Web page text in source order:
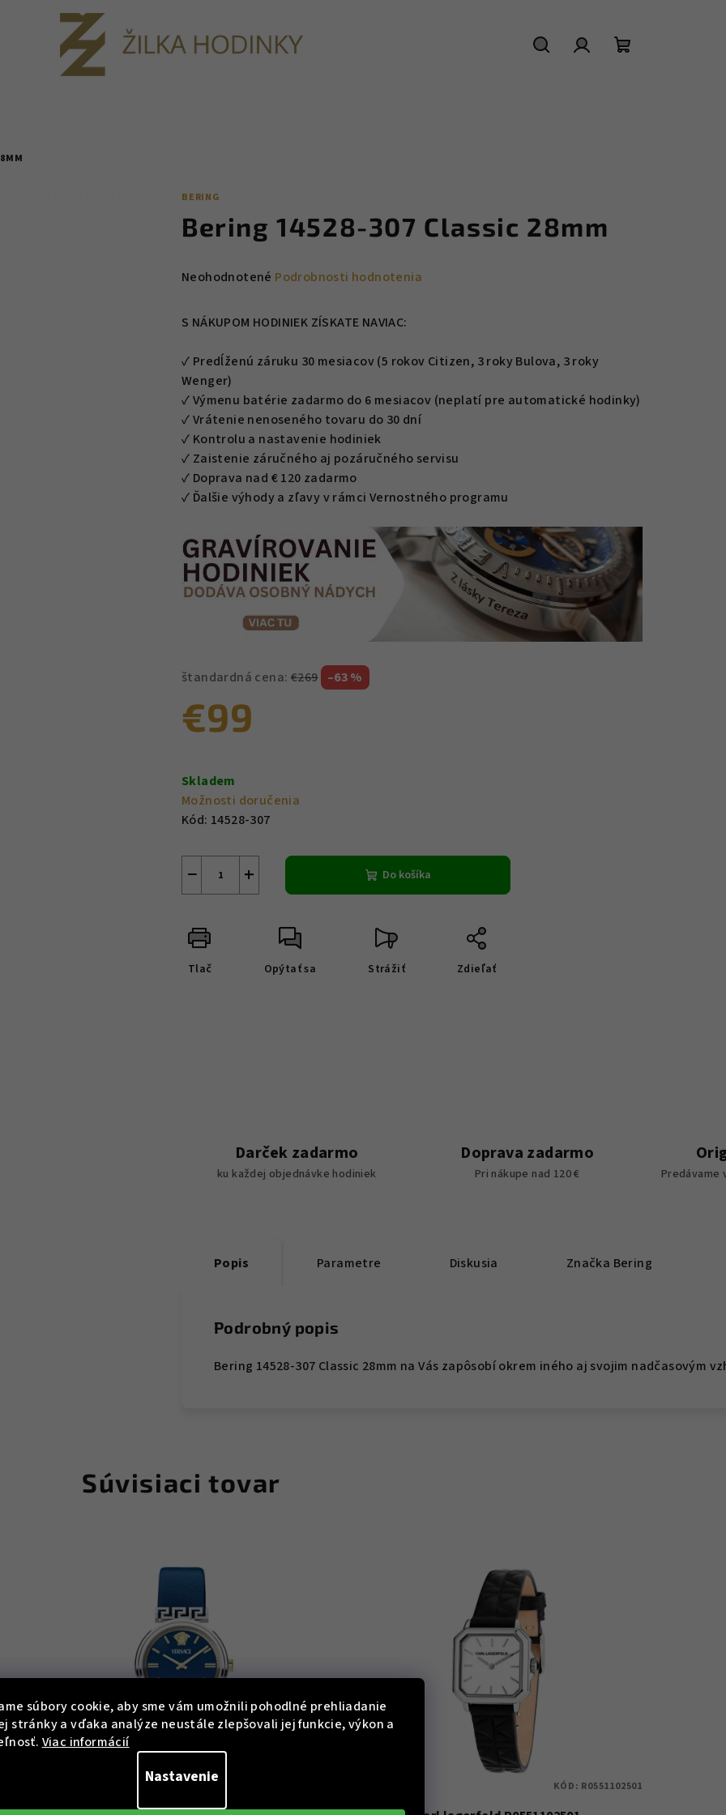
súbory cookie, aby sme vám umožnili pohodlné prehliadanie
stránky a vďaka analýze neustále zlepšovali jej funkcie, výkon a
Viac informácií
Nastavenie
BERING
Bering 14528-307 Classic 28mm
Priemerné
produktu
0,0
z
5
hviezdičiek.
Neohodnotené Podrobnosti hodnotenia
S NÁKUPOM HODINIEK ZÍSKATE NAVIAC:
✓ Predĺženú záruku 30 mesiacov (5 rokov Citizen, 3 roky Bulova, 3 roky
Wenger)
✓ Výmenu batérie zadarmo do 6 mesiacov (neplatí pre automatické hodinky)
✓ Vrátenie nenoseného tovaru do 30 dní
✓ Kontrolu a nastavenie hodiniek
✓ Zaistenie záručného aj pozáručného servisu
✓ Doprava nad € 120 zadarmo
✓ Ďalšie výhody a zľavy v rámci Vernostného programu
štandardná cena: €269 –63 %
€99
cena:
Skladem
Možnosti doručenia
Kód: 14528-307
+
− Do košíka
Tlač Opýtať sa Strážiť Zdieľať
Darček zadarmo
ku každej objednávke hodiniek
Doprava zadarmo
Pri nákupe nad 120 € Predávame
Popis Parametre Diskusia Značka Bering
Podrobný popis
Bering 14528-307 Classic 28mm na Vás zapôsobí okrem iného aj svojim nadčasovým
Súvisiaci tovar
KÓD: R0551102501